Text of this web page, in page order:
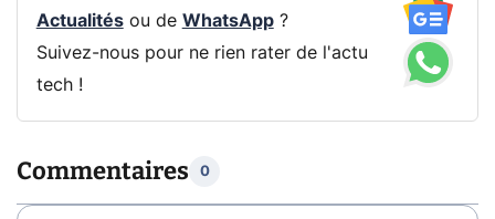
Actualitésou de WhatsApp?
Suivez-nous pour ne rien rater de l'actu
tech !
Commentaires 0